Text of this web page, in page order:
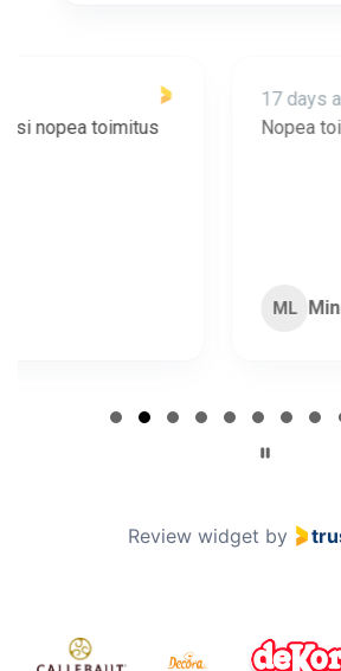
17 days ago
Nopea toimitus ja super
Review widget by